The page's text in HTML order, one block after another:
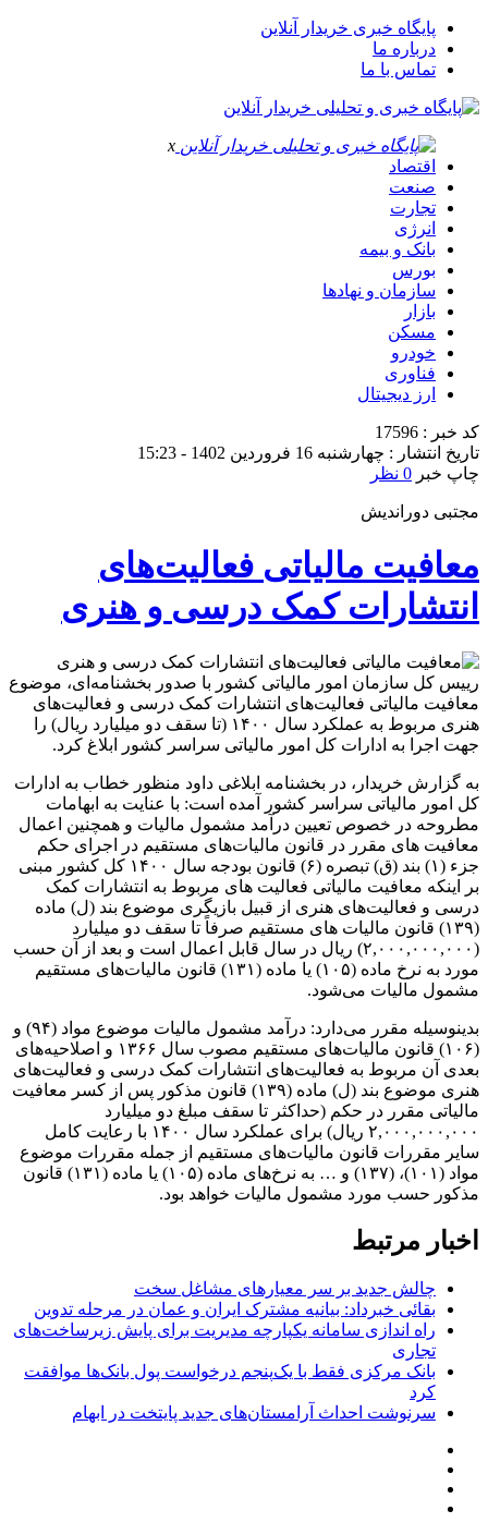
پایگاه خبری خریدار آنلاین
درباره ما
تماس با ما
x
اقتصاد
صنعت
تجارت
انرژی
بانک و بیمه
بورس
سازمان و نهادها
بازار
مسکن
خودرو
فناوری
ارز دیجیتال
کد خبر : 17596
تاریخ انتشار : چهارشنبه 16 فروردین 1402 - 15:23
چاپ خبر 0 نظر
مجتبی دوراندیش
معافیت مالیاتی فعالیت‌های
انتشارات کمک درسی و هنری
رییس کل سازمان امور مالیاتی کشور با صدور بخشنامه‌ای، موضوع
معافیت مالیاتی فعالیت‌های انتشارات کمک درسی و فعالیت‌های
هنری مربوط به عملکرد سال ۱۴۰۰ (تا سقف دو میلیارد ریال) را
جهت اجرا به ادارات کل امور مالیاتی سراسر کشور ابلاغ کرد.
به گزارش خریدار، در بخشنامه ابلاغی داود منظور خطاب به ادارات
کل امور مالیاتی سراسر کشور آمده است: با عنایت به ابهامات
مطروحه در خصوص تعیین درآمد مشمول مالیات و همچنین اعمال
معافیت‌ های مقرر در قانون مالیات‌های مستقیم در اجرای حکم
جزء (۱) بند (ق) تبصره (۶) قانون بودجه سال ۱۴۰۰ کل کشور مبنی
بر اینکه معافیت مالیاتی فعالیت‌ های مربوط به انتشارات کمک
درسی و فعالیت‌های هنری از قبیل بازیگری موضوع بند (ل) ماده
(۱۳۹) قانون مالیات‌ های مستقیم صرفاً تا سقف دو میلیارد
(۲,۰۰۰,۰۰۰,۰۰۰) ریال در سال قابل اعمال است و بعد از آن حسب
مورد به نرخ ماده (۱۰۵) یا ماده (۱۳۱) قانون مالیات‌های مستقیم
مشمول مالیات می‌شود.
بدینوسیله مقرر می‌دارد: درآمد مشمول مالیات موضوع مواد (۹۴) و
(۱۰۶) قانون مالیات‌های مستقیم مصوب سال ۱۳۶۶ و اصلاحیه‌های
بعدی آن مربوط به فعالیت‌های انتشارات کمک درسی و فعالیت‌های
هنری موضوع بند (ل) ماده (۱۳۹) قانون مذکور پس از کسر معافیت
مالیاتی مقرر در حکم (حداکثر تا سقف مبلغ دو میلیارد
۲,۰۰۰,۰۰۰,۰۰۰ ریال) برای عملکرد سال ۱۴۰۰ با رعایت کامل
سایر مقررات قانون مالیات‌های مستقیم از جمله مقررات موضوع
مواد (۱۰۱)، (۱۳۷) و … به نرخ‌های ماده (۱۰۵) یا ماده (۱۳۱) قانون
مذکور حسب مورد مشمول مالیات خواهد بود.
اخبار مرتبط
چالش جدید بر سر معیارهای مشاغل سخت
بقائی خبرداد: بیانیه مشترک ایران و عمان در مرحله تدوین
راه اندازی سامانه یکپارچه مدیریت برای پایش زیرساخت‌های
تجاری
بانک مرکزی فقط با یک‌‎پنجم درخواست پول بانک‌ها موافقت
کرد
سرنوشت احداث آرامستان‌های جدید پایتخت در ابهام